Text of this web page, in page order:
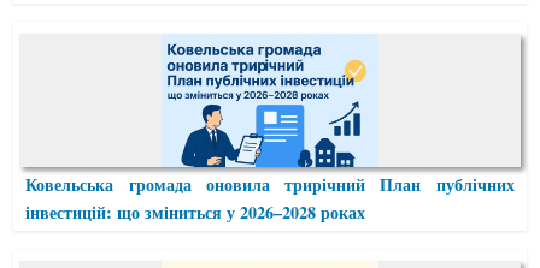
Ковельська громада оновила трирічний План публічних
інвестицій: що зміниться у 2026–2028 роках